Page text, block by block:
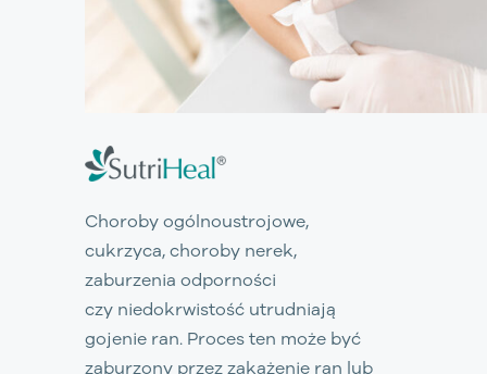
Choroby ogólnoustrojowe,
cukrzyca, choroby nerek,
zaburzenia odporności
czy niedokrwistość utrudniają
gojenie ran. Proces ten może być
zaburzony przez zakażenie ran lub